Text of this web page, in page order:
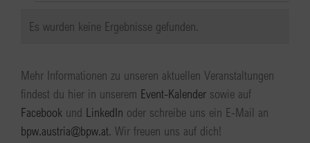
Veranstaltungen
Hinweis
Es wurden keine Ergebnisse gefunden.
Mehr Informationen zu unseren aktuellen Veranstaltungen
findest du hier in unserem Event-Kalender sowie auf
Facebook und LinkedIn oder schreibe uns ein E-Mail an
bpw.austria@bpw.at. Wir freuen uns auf dich!